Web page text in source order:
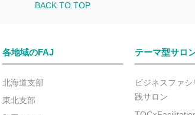
BACK TO TOP
各地域のFAJ
北海道支部
東北支部
テーマ型サロ
ビジネスファ
践サロン